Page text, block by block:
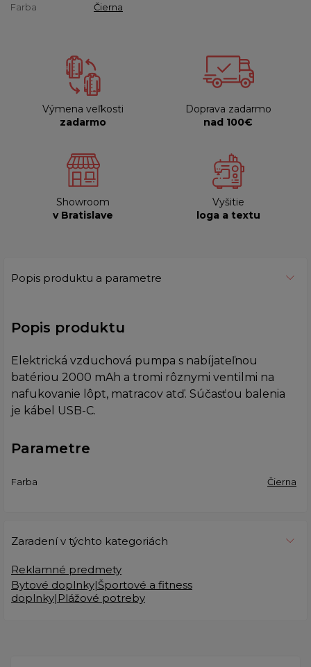
Farba Čierna
Výmena veľkosti
zadarmo
Doprava zadarmo
nad 100€
Showroom
v Bratislave
Vyšitie
loga a textu
Popis produktu a parametre
Popis produktu
Elektrická vzduchová pumpa s nabíjateľnou
batériou 2000 mAh a tromi rôznymi ventilmi na
nafukovanie lôpt, matracov atď. Súčasťou balenia
je kábel USB-C.
Parametre
Farba Čierna
Zaradení v týchto kategoriách
Reklamné predmety
Bytové doplnky|Športové a fitness
doplnky|Plážové potreby